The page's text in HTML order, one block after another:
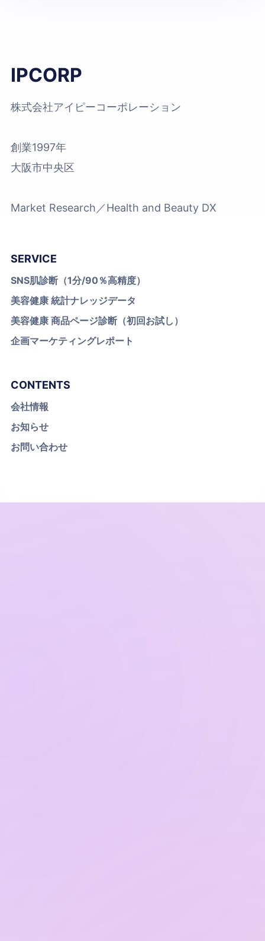
IPCORP
株式会社アイピーコーポレーション
創業1997年
大阪市中央区
Market Research／Health and Beauty DX
SERVICE
SNS肌診断（1分/90％高精度）
美容健康 統計ナレッジデータ
美容健康 商品ページ診断（初回お試し）
企画マーケティングレポート
CONTENTS
会社情報
お知らせ
お問い合わせ